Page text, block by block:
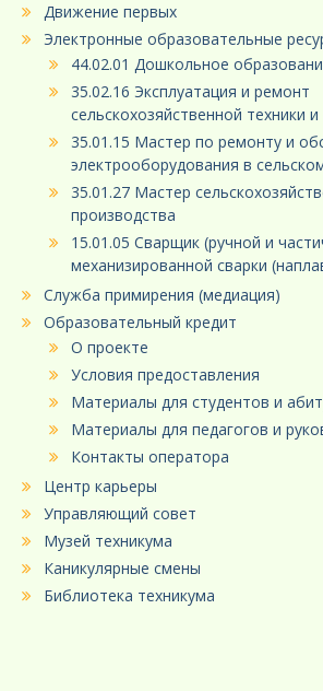
Движение первых
Электронные образовательные
44.02.01 Дошкольное
35.02.16 Эксплуатация и ремонт
сельскохозяйственной техники
35.01.15 Мастер по ремонту и
электрооборудования в
35.01.27 Мастер
производства
15.01.05 Сварщик (ручной и
механизированной сварки
Служба примирения (медиация)
Образовательный кредит
О проекте
Условия предоставления
Материалы для студентов и
Материалы для педагогов и
Контакты оператора
Центр карьеры
Управляющий совет
Музей техникума
Каникулярные смены
Библиотека техникума